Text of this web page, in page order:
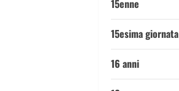
15enne
15esima giornata
16 anni